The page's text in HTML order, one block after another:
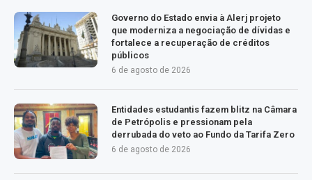
Governo do Estado envia à Alerj projeto
que moderniza a negociação de dívidas e
fortalece a recuperação de créditos
públicos
6 de agosto de 2026
Entidades estudantis fazem blitz na Câmara
de Petrópolis e pressionam pela
derrubada do veto ao Fundo da Tarifa Zero
6 de agosto de 2026